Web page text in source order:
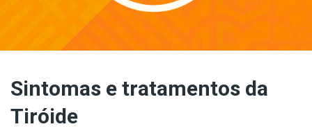
Sintomas e tratamentos da
Tiróide